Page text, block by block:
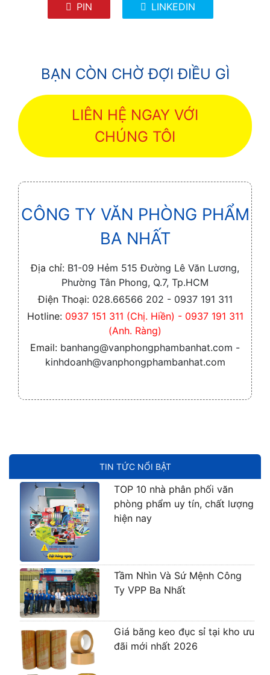
TIN TỨC NỔI BẬT
TOP 10 nhà phân phối văn
phòng phẩm uy tín, chất lượng
hiện nay
Tầm Nhìn Và Sứ Mệnh Công
Ty VPP Ba Nhất
Giá băng keo đục sỉ tại kho ưu
đãi mới nhất 2026
PIN LINKEDIN
BẠN CÒN CHỜ ĐỢI ĐIỀU GÌ
LIÊN HỆ NGAY VỚI
CHÚNG TÔI
CÔNG TY VĂN PHÒNG PHẨM
BA NHẤT
Địa chỉ: B1-09 Hẻm 515 Đường Lê Văn Lương,
Phường Tân Phong, Q.7, Tp.HCM
Điện Thoại: 028.66566 202 - 0937 191 311
Hotline: 0937 151 311 (Chị. Hiền) - 0937 191 311
(Anh. Ràng)
Email: banhang@vanphongphambanhat.com -
kinhdoanh@vanphongphambanhat.com